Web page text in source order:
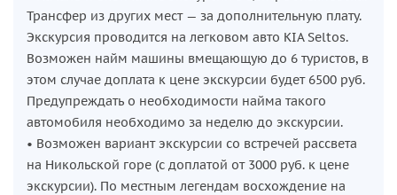
Трансфер из других мест — за дополнительную плату.
Экскурсия проводится на легковом авто KIA Seltos.
Возможен найм машины вмещающую до 6 туристов, в
этом случае доплата к цене экскурсии будет 6500 руб.
Предупреждать о необходимости найма такого
автомобиля необходимо за неделю до экскурсии.
• Возможен вариант экскурсии со встречей рассвета
на Никольской горе (с доплатой от 3000 руб. к цене
экскурсии). По местным легендам восхождение на